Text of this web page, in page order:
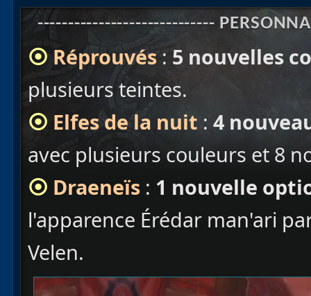
-----------------------------
⦿Réprouvés : 5 nouvelles
plusieurs teintes.
⦿ Elfes de la nuit : 4
avec plusieurs couleurs et 8
⦿ Draeneïs : 1 nouvelle
l'apparence Érédar man'ari
Velen.